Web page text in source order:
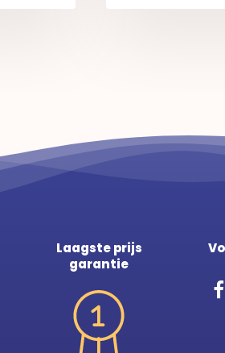
Laagste prijs
garantie